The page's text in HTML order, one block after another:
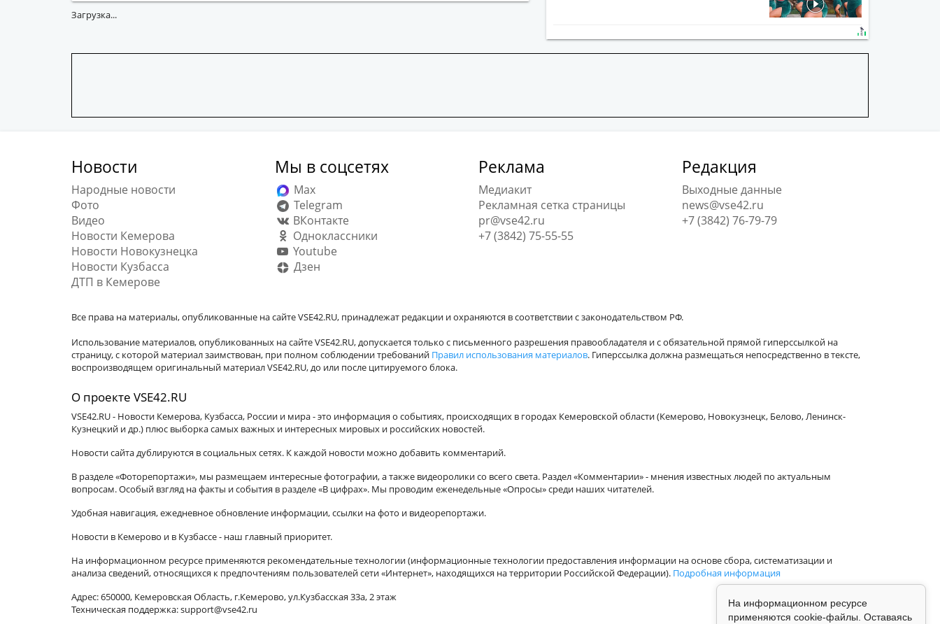
Загрузка...
Новости
Народные новости
Фото
Видео
Новости Кемерова
Новости Новокузнецка
Новости Кузбасса
ДТП в Кемерове
Мы в соцсетях
Max
Telegram
ВКонтакте
Одноклассники
Youtube
Дзен
Реклама
Медиакит
Рекламная сетка страницы
pr@vse42.ru
+7 (3842) 75-55-55
Редакция
Выходные данные
news@vse42.ru
+7 (3842) 76-79-79
Все права на материалы, опубликованные на сайте VSE42.RU, принадлежат редакции и охраняются в соответствии с законодательством РФ.
Использование материалов, опубликованных на сайте VSE42.RU, допускается только с письменного разрешения правообладателя и с обязательной прямой гиперссылкой на
страницу, с которой материал заимствован, при полном соблюдении требований Правил использования материалов. Гиперссылка должна размещаться непосредственно в тексте,
воспроизводящем оригинальный материал VSE42.RU, до или после цитируемого блока.
О проекте VSE42.RU
VSE42.RU - Новости Кемерова, Кузбасса, России и мира - это информация о событиях, происходящих в городах Кемеровской области (Кемерово, Новокузнецк, Белово, Ленинск-
Кузнецкий и др.) плюс выборка самых важных и интересных мировых и российских новостей.
Новости сайта дублируются в социальных сетях. К каждой новости можно добавить комментарий.
В разделе «Фоторепортажи», мы размещаем интересные фотографии, а также видеоролики со всего света. Раздел «Комментарии» - мнения известных людей по актуальным
вопросам. Особый взгляд на факты и события в разделе «В цифрах». Мы проводим еженедельные «Опросы» среди наших читателей.
Удобная навигация, ежедневное обновление информации, ссылки на фото и видеорепортажи.
Новости в Кемерово и в Кузбассе - наш главный приоритет.
На информационном ресурсе применяются рекомендательные технологии (информационные технологии предоставления информации на основе сбора, систематизации и
анализа сведений, относящихся к предпочтениям пользователей сети «Интернет», находящихся на территории Российской Федерации). Подробная информация
Адрес: 650000, Кемеровская Область, г.Кемерово, ул.Кузбасская 33а, 2 этаж
Техническая поддержка: support@vse42.ru
На информационном ресурсе
применяются cookie-файлы. Оставаясь